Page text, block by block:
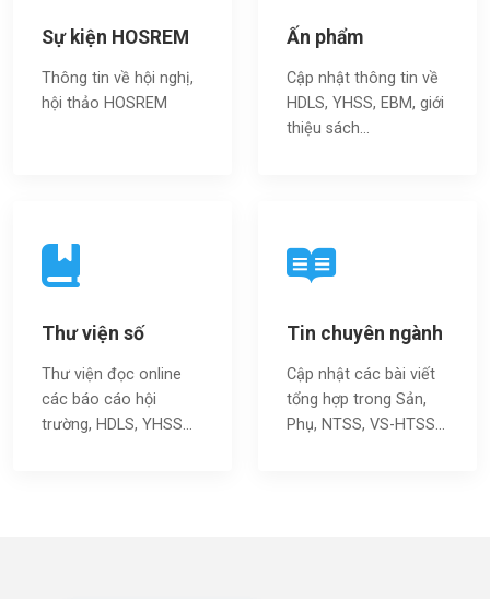
Sự kiện HOSREM
Thông tin về hội nghị,
hội thảo HOSREM
Ấn phẩm
Cập nhật thông tin về
HDLS, YHSS, EBM, giới
thiệu sách…
Thư viện số
Thư viện đọc online
các báo cáo hội
trường, HDLS, YHSS…
Tin chuyên ngành
Cập nhật các bài viết
tổng hợp trong Sản,
Phụ, NTSS, VS-HTSS...